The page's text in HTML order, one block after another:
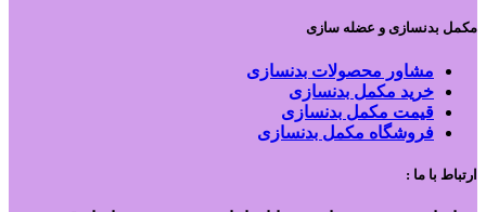
مکمل بدنسازی و عضله سازی
مشاور محصولات بدنسازی
خرید مکمل بدنسازی
قیمت مکمل بدنسازی
فروشگاه مکمل بدنسازی
ارتباط با ما :